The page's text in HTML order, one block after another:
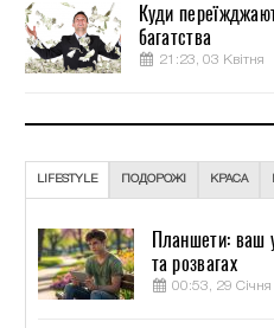
Куди
багатства
21:23, 03 Квітня
LIFESTYLE ПОДОРОЖІ КРАСА
Планшети: ваш
та розвагах
00:53, 29